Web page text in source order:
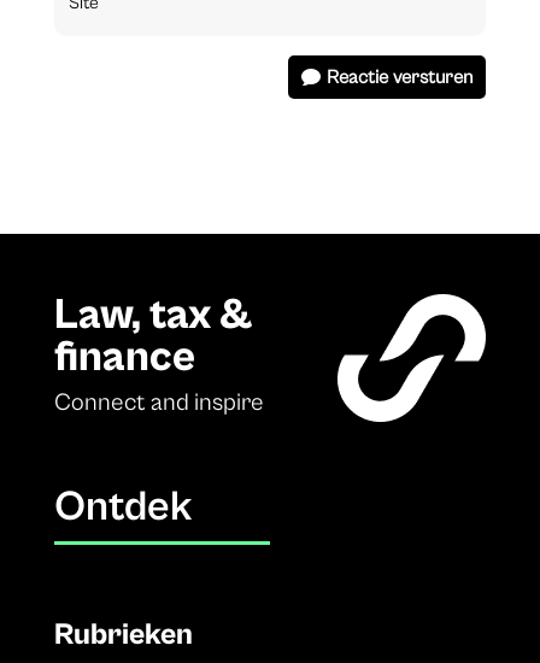
Reactie versturen
Law, tax &
finance
Connect and inspire
Ontdek
Rubrieken